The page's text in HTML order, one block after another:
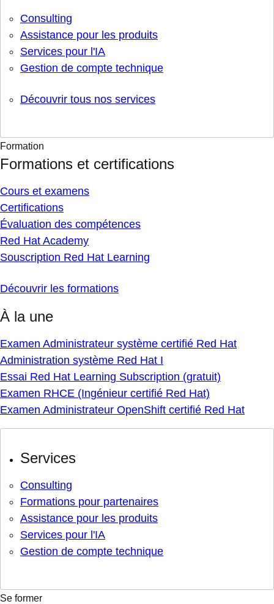
Consulting
Assistance pour les produits
Services pour l'IA
Gestion de compte technique
Découvrir tous nos services
Formation
Formations et certifications
Cours et examens
Certifications
Évaluation des compétences
Red Hat Academy
Souscription Red Hat Learning
Découvrir les formations
À la une
Examen Administrateur système certifié Red Hat
Administration système Red Hat I
Essai Red Hat Learning Subscription (gratuit)
Examen RHCE (Ingénieur certifié Red Hat)
Examen Administrateur OpenShift certifié Red Hat
Services
Consulting
Formations pour partenaires
Assistance pour les produits
Services pour l'IA
Gestion de compte technique
Se former